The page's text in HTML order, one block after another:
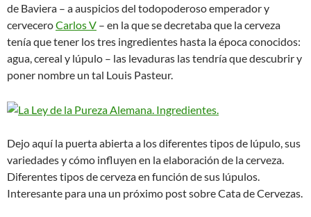
de Baviera – a auspicios del todopoderoso emperador y
cerveceroCarlos V – en la que se decretaba que la cerveza
tenía que tener los tres ingredientes hasta la época conocidos:
agua, cereal y lúpulo – las levaduras las tendría que descubrir y
poner nombre un tal Louis Pasteur.
Dejo aquí la puerta abierta a los diferentes tipos de lúpulo, sus
variedades y cómo influyen en la elaboración de la cerveza.
Diferentes tipos de cerveza en función de sus lúpulos.
Interesante para una un próximo post sobre Cata de Cervezas.